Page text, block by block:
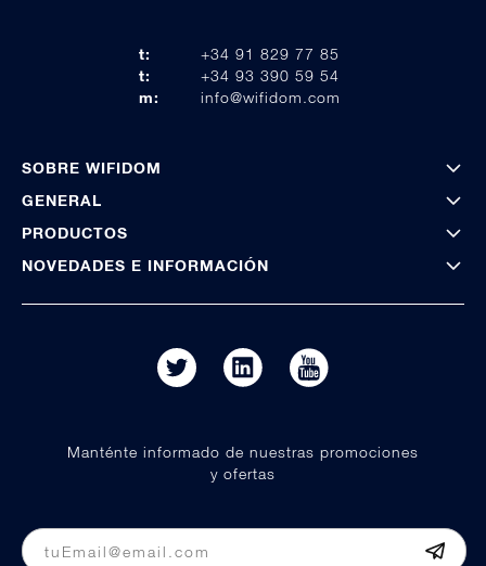
t:
+34 91 829 77 85
t:
+34 93 390 59 54
m:
info@wifidom.com
SOBRE WIFIDOM
GENERAL
PRODUCTOS
NOVEDADES E INFORMACIÓN
Manténte informado de nuestras promociones
y ofertas